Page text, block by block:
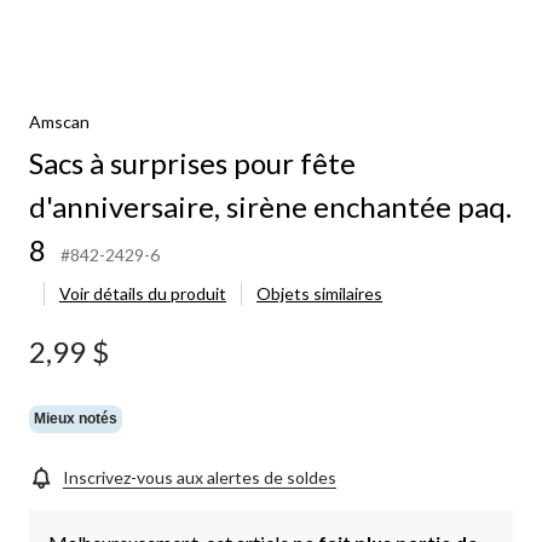
Amscan
Sacs à surprises pour fête
d'anniversaire, sirène enchantée paq.
8
#842-2429-6
Voir détails du produit
Objets similaires
2,99 $
Mieux notés
Inscrivez-vous aux alertes de soldes